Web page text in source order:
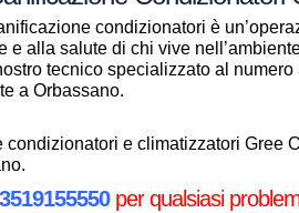
condizionatori è
e alla salute di chi vive
tecnico specializzato al numero
a Orbassano.
condizionatori e climatizzatori Gree
3519155550per qualsiasi